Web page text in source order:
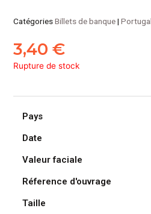
CatégoriesBillets de banque|Portugal
3,40€
Rupture de stock
Pays
Date
Valeur faciale
Réference d'ouvrage
Taille